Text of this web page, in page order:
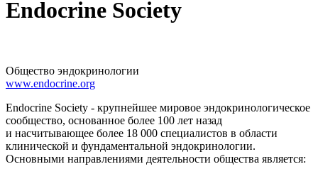
Endocrine Society
Общество эндокринологии
www.endocrine.org
Endocrine Society - крупнейшее мировое эндокринологическое
сообщество, основанное более 100 лет назад
и насчитывающее более 18 000 специалистов в области
клинической и фундаментальной эндокринологии.
Основными направлениями деятельности общества является: